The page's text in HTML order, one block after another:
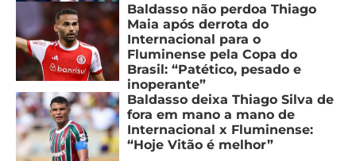
Baldasso não perdoa Thiago
Maia após derrota do
Internacional para o
Fluminense pela Copa do
Brasil: “Patético, pesado e
inoperante”
Baldasso deixa Thiago Silva de
fora em mano a mano de
Internacional x Fluminense:
“Hoje Vitão é melhor”